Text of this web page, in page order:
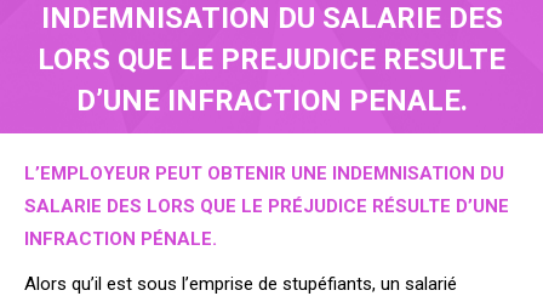
INDEMNISATION DU SALARIE DES
LORS QUE LE PREJUDICE RESULTE
D’UNE INFRACTION PENALE.
Vous êtes ici :
L’EMPLOYEUR PEUT OBTENIR UNE INDEMNISATION DU
SALARIE DES LORS QUE LE PRÉJUDICE RÉSULTE D’UNE
INFRACTION PÉNALE.
Alors qu’il est sous l’emprise de stupéfiants, un salarié